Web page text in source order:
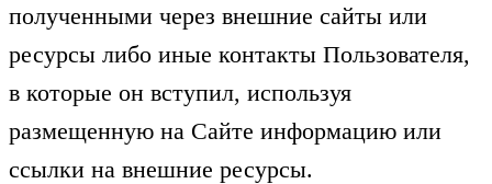
полученными через внешние сайты или
ресурсы либо иные контакты Пользователя,
в которые он вступил, используя
размещенную на Сайте информацию или
ссылки на внешние ресурсы.